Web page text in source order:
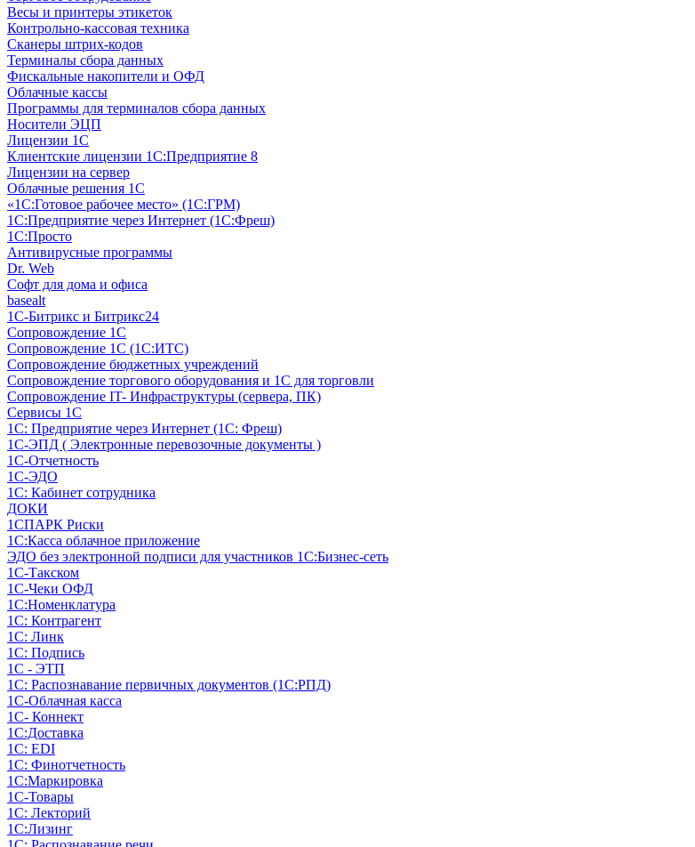
Весы и принтеры этикеток
Контрольно-кассовая техника
Сканеры штрих-кодов
Терминалы сбора данных
Фискальные накопители и ОФД
Облачные кассы
Программы для терминалов сбора данных
Носители ЭЦП
Лицензии 1С
Клиентские лицензии 1С:Предприятие 8
Лицензии на сервер
Облачные решения 1С
«1C:Готовое рабочее место» (1С:ГРМ)
1С:Предприятие через Интернет (1С:Фреш)
1С:Просто
Антивирусные программы
Dr. Web
Софт для дома и офиса
basealt
1С-Битрикс и Битрикс24
Сопровождение 1С
Сопровождение 1С (1С:ИТС)
Сопровождение бюджетных учреждений
Сопровождение торгового оборудования и 1С для торговли
Сопровождение IT- Инфраструктуры (сервера, ПК)
Сервисы 1С
1С: Предприятие через Интернет (1С: Фреш)
1С-ЭПД ( Электронные перевозочные документы )
1С-Отчетность
1С-ЭДО
1С: Кабинет сотрудника
ДОКИ
1СПАРК Риски
1С:Касса облачное приложение
ЭДО без электронной подписи для участников 1С:Бизнес-сеть
1С-Такском
1С-Чеки ОФД
1С:Номенклатура
1С: Контрагент
1С: Линк
1С: Подпись
1С - ЭТП
1С: Распознавание первичных документов (1С:РПД)
1С-Облачная касса
1С- Коннект
1С:Доставка
1С: EDI
1С: Финотчетность
1С:Маркировка
1С-Товары
1С: Лекторий
1С:Лизинг